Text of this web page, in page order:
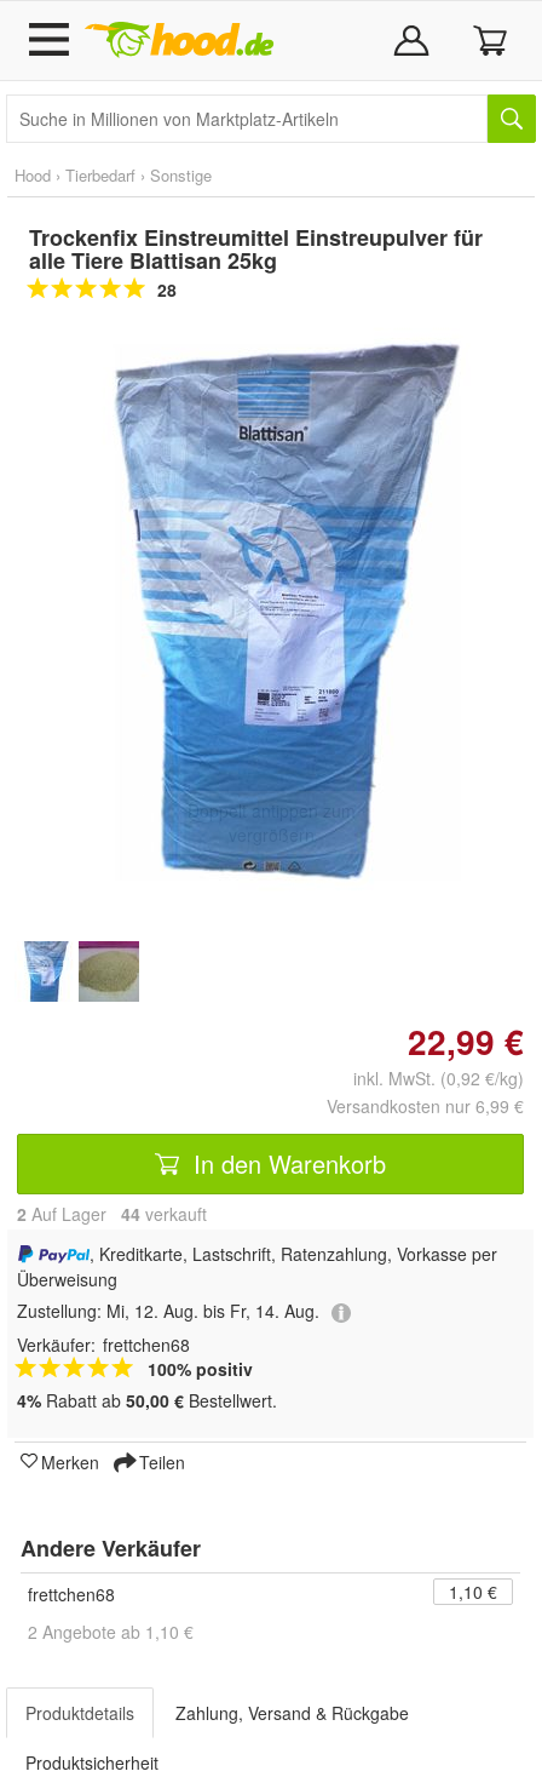
Hood › Tierbedarf › Sonstige
Trockenfix Einstreumittel Einstreupulver für
alle Tiere Blattisan 25kg
28
Doppelt antippen zum
vergrößern
22,99 €
inkl. MwSt. (0,92 €/kg)
Versandkosten nur 6,99 €
In den Warenkorb
2 Auf Lager 44 verkauft
, Kreditkarte, Lastschrift, Ratenzahlung, Vorkasse per
Überweisung
Zustellung: Mi, 12. Aug. bis Fr, 14. Aug.
Verkäufer: frettchen68
100% positiv
4% Rabatt ab 50,00 € Bestellwert.
Merken Teilen
Andere Verkäufer
frettchen68
1,10 €
2 Angebote ab 1,10 €
Produktdetails Zahlung, Versand & Rückgabe
Produktsicherheit